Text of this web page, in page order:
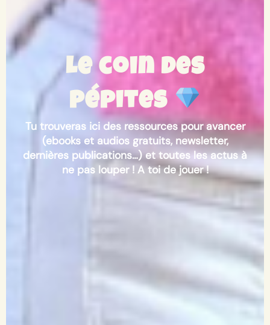
Le coin des
pépites
Tu trouveras ici des ressources pour avancer
(ebooks et audios gratuits, newsletter,
dernières publications…) et toutes les actus à
ne pas louper ! A toi de jouer !